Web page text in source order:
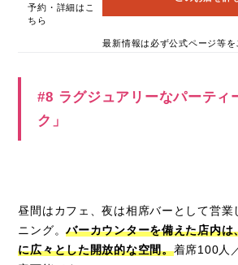
予約・詳細はこ
ちら
最新情報は必ず公式ページ等を
#8 ラグジュアリーなパーティ
ク」
昼間はカフェ、夜は相席バーとして営業
ニング。バーカウンターを備えた店内は
に広々とした開放的な空間。着席100人